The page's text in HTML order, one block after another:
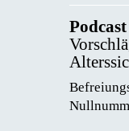
Podcast